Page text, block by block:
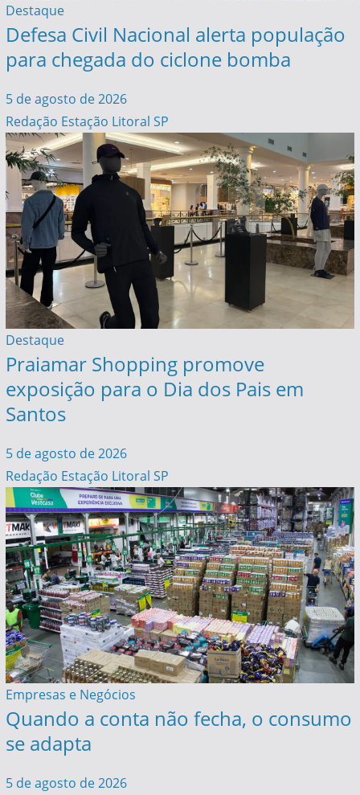
Destaque
Defesa Civil Nacional alerta população
para chegada do ciclone bomba
5 de agosto de 2026
Redação Estação Litoral SP
Destaque
Praiamar Shopping promove
exposição para o Dia dos Pais em
Santos
5 de agosto de 2026
Redação Estação Litoral SP
Empresas e Negócios
Quando a conta não fecha, o consumo
se adapta
5 de agosto de 2026